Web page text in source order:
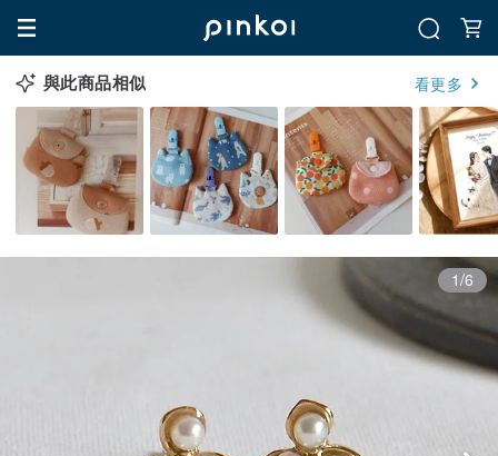
與此商品相似 看更多
1/6